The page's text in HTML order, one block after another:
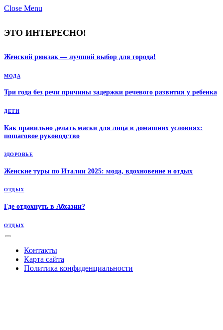
Close Menu
ЭТО ИНТЕРЕСНО!
Женский рюкзак — лучший выбор для города!
МОДА
Три года без речи причины задержки речевого развития у ребенка
ДЕТИ
Как правильно делать маски для лица в домашних условиях:
пошаговое руководство
ЗДОРОВЬЕ
Женские туры по Италии 2025: мода, вдохновение и отдых
ОТДЫХ
Где отдохнуть в Абхазии?
ОТДЫХ
Контакты
Карта сайта
Политика конфиденциальности